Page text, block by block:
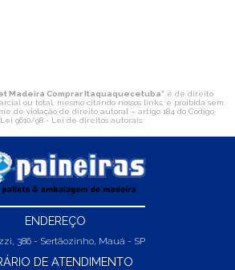
Madeira Comprar Itaquaquecetuba" é de direito
ou total, mesmo citando nossos links, é proibida sem
de violação de direito autoral – artigo 184 do Código
Lei 9610/98 - Lei de direitos autorais.
ENDEREÇO
386 - Sertãozinho, Mauá - SP
DE ATENDIMENTO